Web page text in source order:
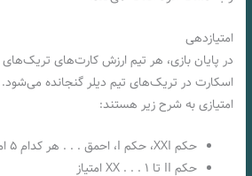
امتیازدهی
در پایان بازی، هر تیم ارزش کارت‌های
اسکارت در تریک‌های تیم دیلر گنجانده می‌شود.
امتیازی به شرح زیر هستند:
حکم XXI، حکم I، احمق . . . هر کدام ۵ امتیاز
حکم II تا XX . . . ۱ امتیاز